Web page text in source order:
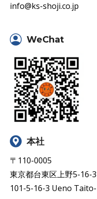
info@ks-shoji.co.jp
WeChat
本社
〒110-0005
東京都台東区上野5-16-
101-5-16-3 Ueno